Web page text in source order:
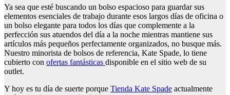
Ya sea que esté buscando un bolso espacioso para guardar sus
elementos esenciales de trabajo durante esos largos días de oficina o
un bolso elegante para todos los días que complemente a la
perfección sus atuendos del día a la noche mientras mantiene sus
artículos más pequeños perfectamente organizados, no busque más.
Nuestro minorista de bolsos de referencia, Kate Spade, lo tiene
cubierto con ofertas fantásticas disponible en el sitio web de su
outlet.
Y hoy es tu día de suerte porque Tienda Kate Spade actualmente